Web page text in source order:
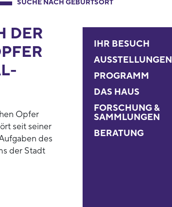
SUCHE NACH GEBURTSORT
DER
Opfer
seit seiner
des
der Stadt
IHR BESUCH
AUSSTELLUNGEN
PROGRAMM
DAS HAUS
FORSCHUNG &
SAMMLUNGEN
BERATUNG